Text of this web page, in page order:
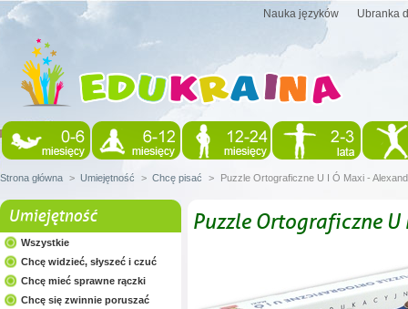
Nauka języków Ubranka
Strona główna > Umiejętność > Chcę pisać > Puzzle Ortograficzne U I Ó Maxi -
Umiejętność
Wszystkie
Chcę widzieć, słyszeć i czuć
Chcę mieć sprawne rączki
Chcę się zwinnie poruszać
Puzzle Ortograficzne